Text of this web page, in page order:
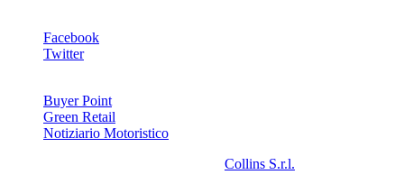
Facebook
Twitter
Buyer Point
Green Retail
Notiziario Motoristico
Collins S.r.l.